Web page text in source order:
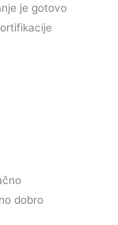
je gotovo
dobro